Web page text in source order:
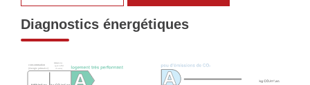
Notre Équipe
Nos Partenaires
Nos Actualités Immo
Diagnostics énergétiques